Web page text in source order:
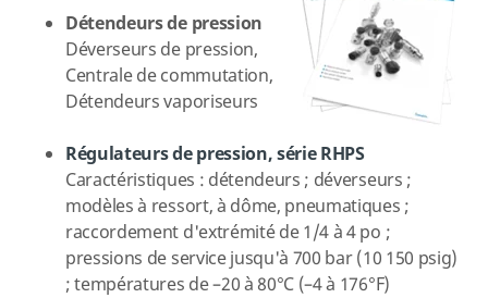
Détendeurs de pression
Déverseurs de pression,
Centrale de commutation,
Détendeurs vaporiseurs
Régulateurs de pression, série RHPS
Caractéristiques : détendeurs ; déverseurs ;
modèles à ressort, à dôme, pneumatiques ;
raccordement d'extrémité de 1/4 à 4 po ;
pressions de service jusqu'à 700 bar (10 150 psig)
; températures de –20 à 80°C (–4 à 176°F)